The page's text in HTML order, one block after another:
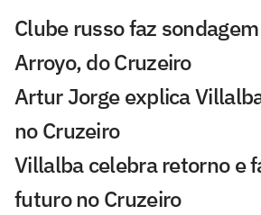
Clube russo faz
Arroyo, do Cruzeiro
Artur Jorge explica
no Cruzeiro
Villalba celebra retorno e
futuro no Cruzeiro